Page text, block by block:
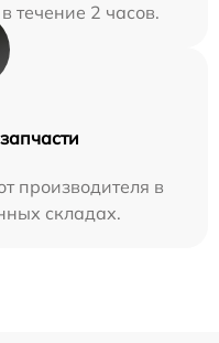
течение 2 часов.
производителя в
складах.